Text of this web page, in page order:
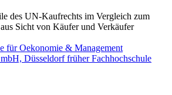
des UN-Kaufrechts im Vergleich zum
Sicht von Käufer und Verkäufer
für Oekonomie & Management
Düsseldorf früher Fachhochschule